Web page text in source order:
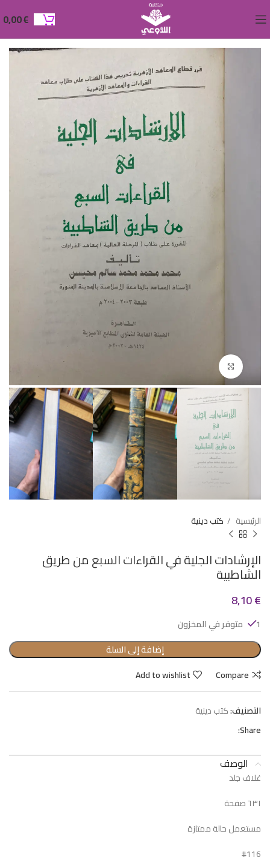
0,00€
الرئيسية كتب دينية
الإرشادات الجلية في القراءات السبع من طريق
الشاطبية
8,10€
1 متوفر في المخزون
إضافة إلى السلة
Compare
Add to wishlist
التصنيف:كتب دينية
Share:
الوصف
غلاف جلد
٦٣١ صفحة
مستعمل حالة ممتازة
#116